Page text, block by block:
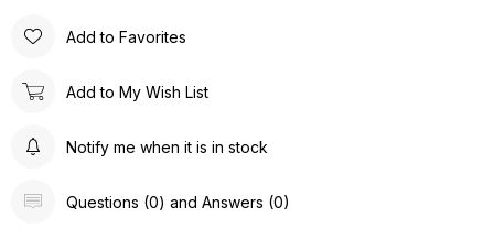
Add to Favorites
Add to My Wish List
Notify me when it is in stock
Questions (0) and Answers (0)